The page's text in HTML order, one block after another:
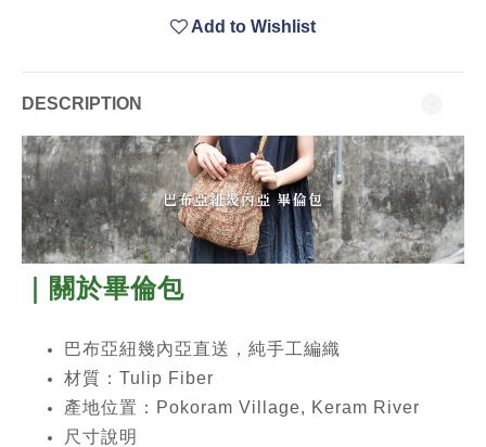
Add to Wishlist
DESCRIPTION
｜關於畢倫包
巴布亞紐幾內亞直送，純手工編織
材質：Tulip Fiber
產地位置：Pokoram Village, Keram River
尺寸說明